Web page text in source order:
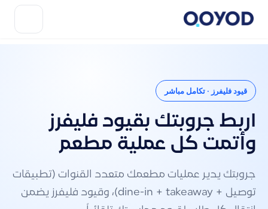
قيود فليفرز · تكامل مباشر
اربط جروبتك بقيود فليفرز
وأتمت كل عملية مطعم
جروبتك يدير عمليات مطعمك متعدد القنوات (تطبيقات
توصيل + dine-in + takeaway)، وقيود فليفرز يضمن